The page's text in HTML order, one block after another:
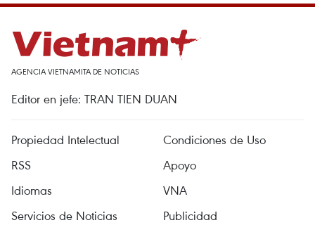
AGENCIA VIETNAMITA DE NOTICIAS
Editor en jefe: TRAN TIEN DUAN
Propiedad Intelectual
Condiciones de Uso
RSS
Apoyo
Idiomas
VNA
Servicios de Noticias
Publicidad